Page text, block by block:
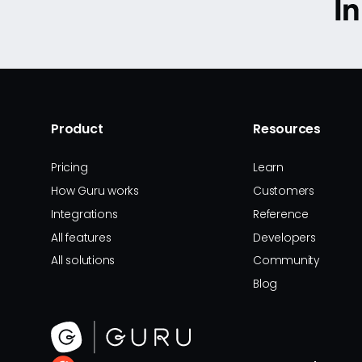
Product
Pricing
How Guru works
Integrations
All features
All solutions
Resources
Learn
Customers
Reference
Developers
Community
Blog